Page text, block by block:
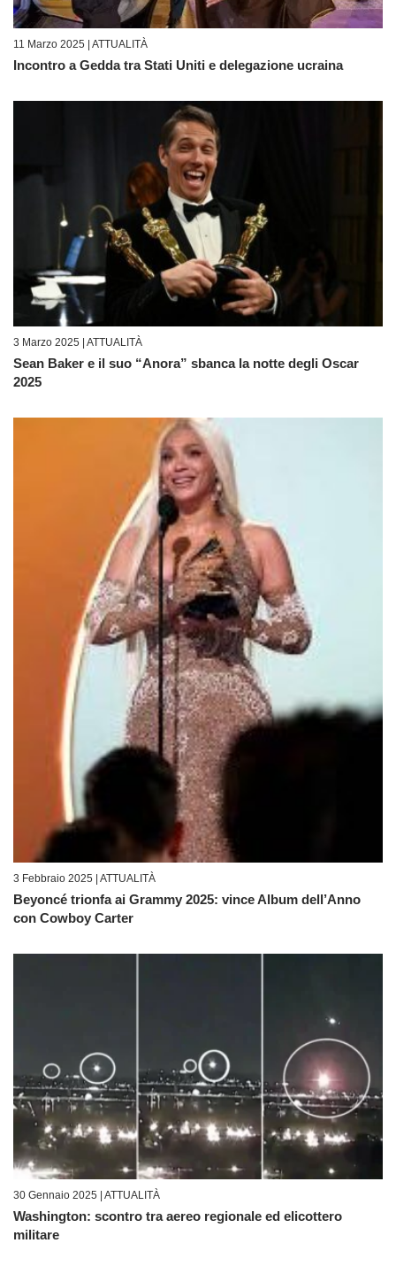
11 Marzo 2025 | ATTUALITÀ
Incontro a Gedda tra Stati Uniti e delegazione ucraina
3 Marzo 2025 | ATTUALITÀ
Sean Baker e il suo “Anora” sbanca la notte degli Oscar
2025
3 Febbraio 2025 | ATTUALITÀ
Beyoncé trionfa ai Grammy 2025: vince Album dell’Anno
con Cowboy Carter
30 Gennaio 2025 | ATTUALITÀ
Washington: scontro tra aereo regionale ed elicottero
militare